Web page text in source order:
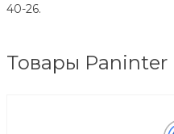
40-26.
Товары Paninter